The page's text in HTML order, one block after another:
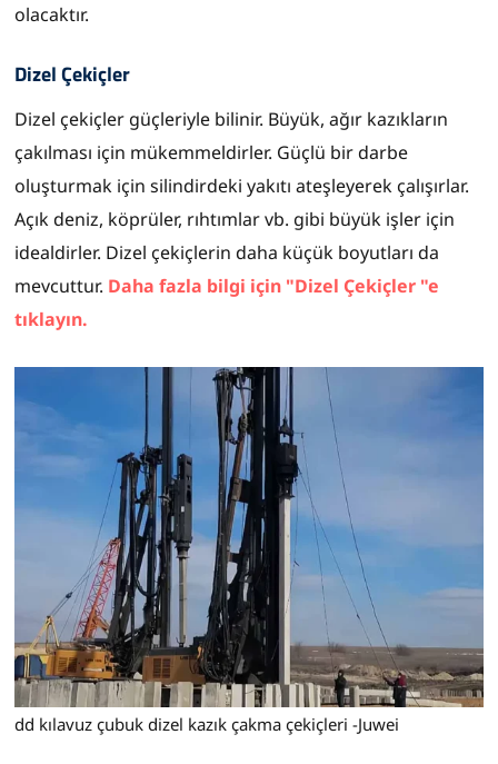
olacaktır.
Dizel Çekiçler
Dizel çekiçler güçleriyle bilinir. Büyük, ağır kazıkların
çakılması için mükemmeldirler. Güçlü bir darbe
oluşturmak için silindirdeki yakıtı ateşleyerek çalışırlar.
Açık deniz, köprüler, rıhtımlar vb. gibi büyük işler için
idealdirler. Dizel çekiçlerin daha küçük boyutları da
mevcuttur. Daha fazla bilgi için "Dizel Çekiçler "e
tıklayın.
dd kılavuz çubuk dizel kazık çakma çekiçleri -Juwei